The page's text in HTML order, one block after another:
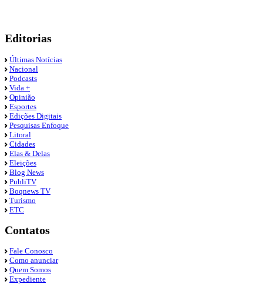
Editorias
Últimas Notícias
Nacional
Podcasts
Vida +
Opinião
Esportes
Edições Digitais
Pesquisas Enfoque
Litoral
Cidades
Elas & Delas
Eleições
Blog News
PubliTV
Boqnews TV
Turismo
ETC
Contatos
Fale Conosco
Como anunciar
Quem Somos
Expediente